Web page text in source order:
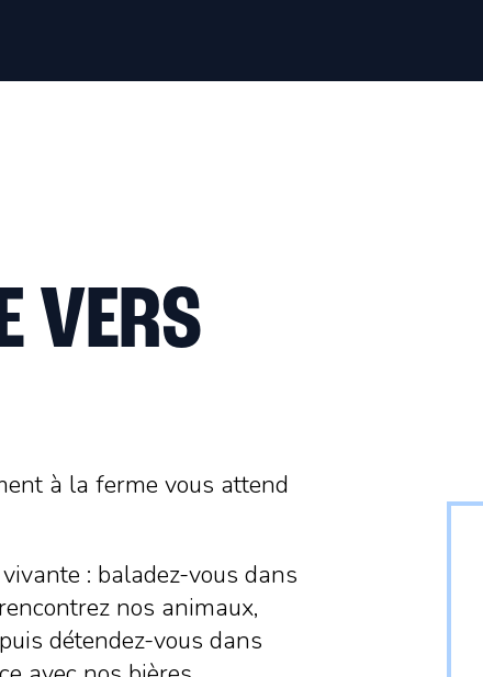
VERS
à la ferme vous attend
: baladez-vous dans
nos animaux,
détendez-vous dans